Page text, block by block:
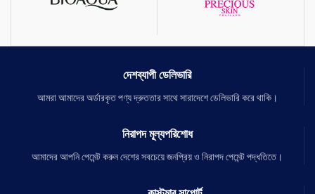
দেশব্যাপী ডেলিভারি
আমরা আমাদের অর্ডারকৃত পণ্য দ্রুততার সাথে সারাদেশে ডেলিভারি করে থাকি।
নিরাপদ মূল্যপরিশোধ
আমাদের আপনি পেমেন্ট করুন দেশের সবচেয়ে জনপ্রিয় ও নিরাপদ পেমেন্ট পদ্ধতিতে।